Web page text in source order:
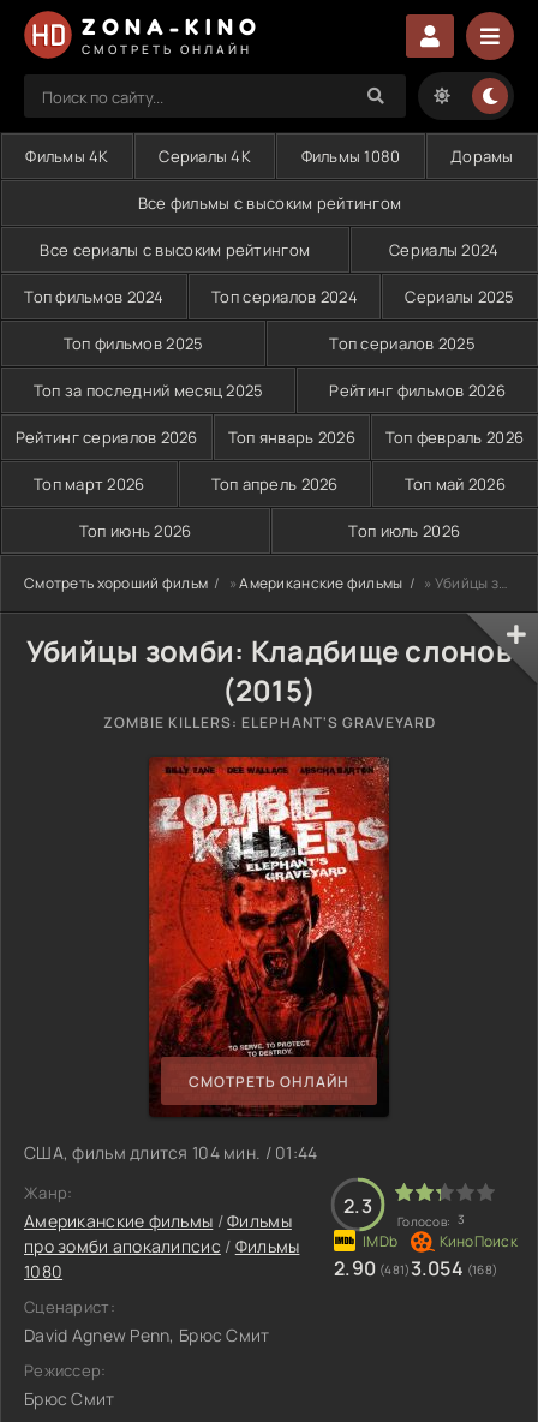
ZONA-KINO
СМОТРЕТЬ ОНЛАЙН
Фильмы 4K Сериалы 4K Фильмы 1080 Дорамы
Все фильмы с высоким рейтингом
Все сериалы с высоким рейтингом Сериалы 2024
Топ фильмов 2024 Топ сериалов 2024 Сериалы 2025
Топ фильмов 2025 Топ сериалов 2025
Топ за последний месяц 2025 Рейтинг фильмов 2026
Рейтинг сериалов 2026 Топ январь 2026 Топ февраль 2026
Топ март 2026 Топ апрель 2026 Топ май 2026
Топ июнь 2026 Топ июль 2026
Смотреть хороший фильм »Американские фильмы » Убийцы зомби: Кладбище слонов (2015)
Убийцы зомби: Кладбище слонов
(2015)
ZOMBIE KILLERS: ELEPHANT'S GRAVEYARD
СМОТРЕТЬ ОНЛАЙН
США, фильм длится 104 мин. / 01:44
Жанр:
Американские фильмы /Фильмы
про зомби апокалипсис / Фильмы
1080
Сценарист:
David Agnew Penn, Брюс Смит
Режиссер:
Брюс Смит
2.3
Голосов: 3
2.90 (481)3.054 (168)